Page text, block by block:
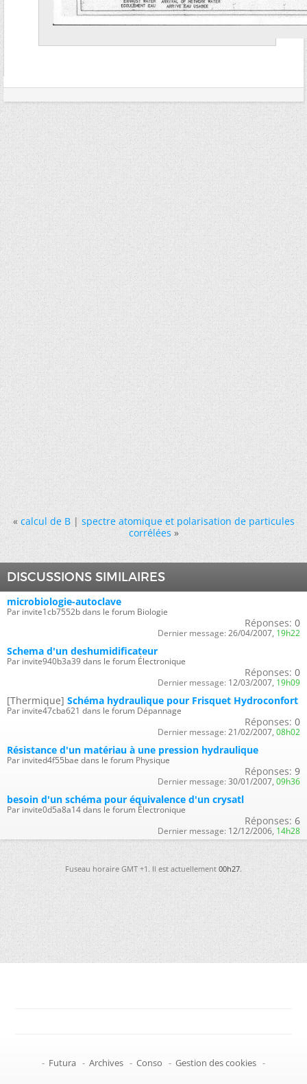
« calcul de B|spectre atomique et polarisation de particules
corrélées »
DISCUSSIONS SIMILAIRES
microbiologie-autoclave
Par invite1cb7552b dans le forum Biologie
Réponses: 0
Dernier message: 26/04/2007, 19h22
Schema d'un deshumidificateur
Par invite940b3a39 dans le forum Électronique
Réponses: 0
Dernier message: 12/03/2007, 19h09
[Thermique] Schéma hydraulique pour Frisquet Hydroconfort
Par invite47cba621 dans le forum Dépannage
Réponses: 0
Dernier message: 21/02/2007, 08h02
Résistance d'un matériau à une pression hydraulique
Par invited4f55bae dans le forum Physique
Réponses: 9
Dernier message: 30/01/2007, 09h36
besoin d'un schéma pour équivalence d'un crysatl
Par invite0d5a8a14 dans le forum Électronique
Réponses: 6
Dernier message: 12/12/2006, 14h28
Fuseau horaire GMT +1. Il est actuellement00h27.
- Futura - Archives - Conso - Gestion des cookies -